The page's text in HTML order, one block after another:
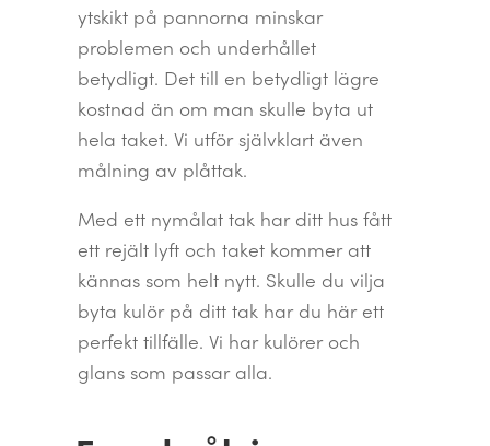
ytskikt på pannorna minskar
problemen och underhållet
betydligt. Det till en betydligt lägre
kostnad än om man skulle byta ut
hela taket. Vi utför självklart även
målning av plåttak.
Med ett nymålat tak har ditt hus fått
ett rejält lyft och taket kommer att
kännas som helt nytt. Skulle du vilja
byta kulör på ditt tak har du här ett
perfekt tillfälle. Vi har kulörer och
glans som passar alla.